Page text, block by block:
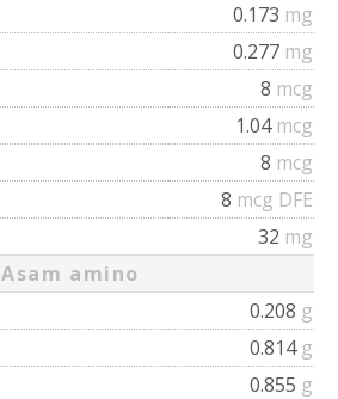
0.173 mg
0.277 mg
8 mcg
1.04 mcg
8 mcg
8 mcg DFE
32 mg
Asam amino
0.208 g
0.814 g
0.855 g